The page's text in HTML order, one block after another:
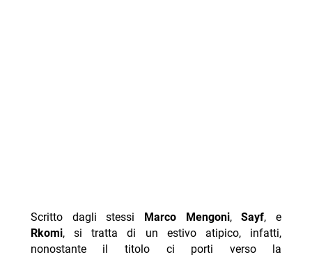
Scritto dagli stessi Marco Mengoni,Sayf, e
Rkomi, si tratta di un estivo atipico, infatti,
nonostante il titolo ci porti verso la